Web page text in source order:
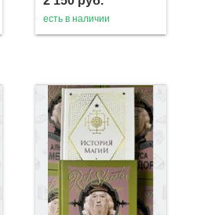
есть в наличии